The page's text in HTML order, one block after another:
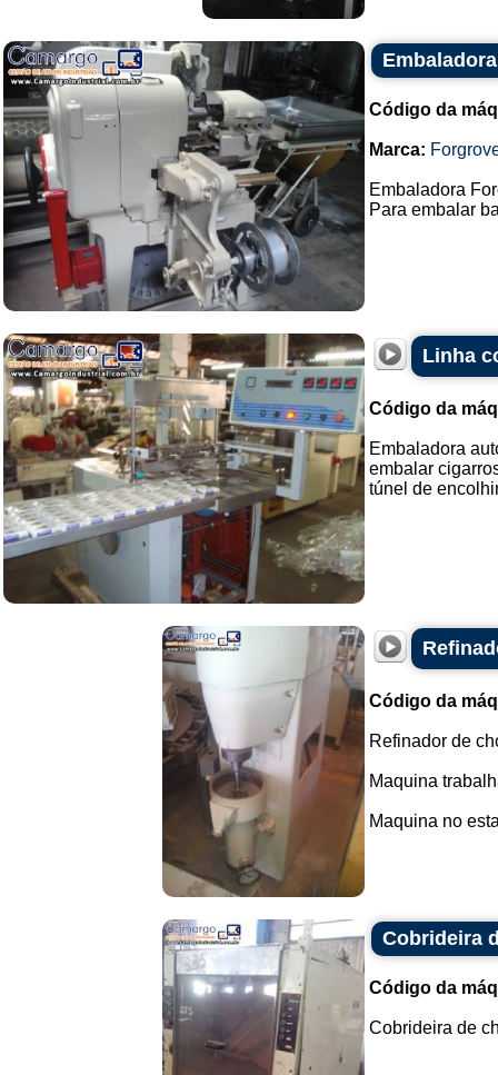
Código da
Marca:
Embaladora
Para embalar
Linha
Código da
Embaladora
embalar
túnel de
Código da
Refinador de
Maquina
Maquina no
Cobrideira
Código da
Cobrideira de